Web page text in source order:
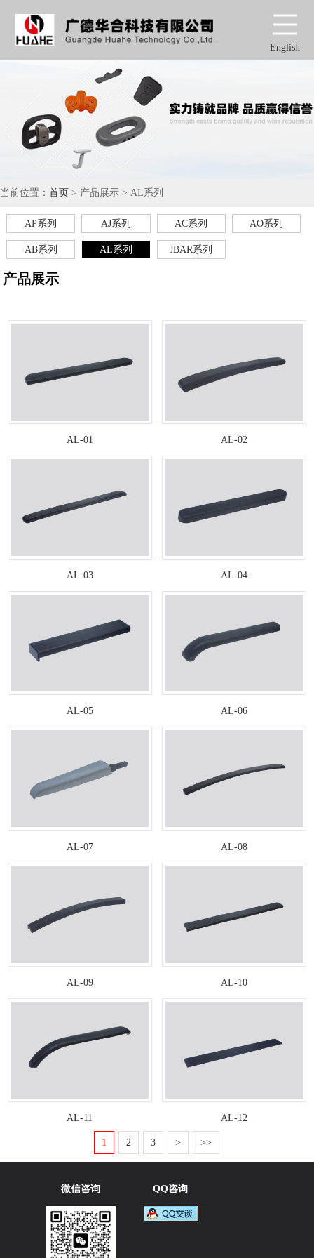
English
当前位置： 首页 > 产品展示 > AL系列
AP系列 AJ系列 AC系列 AO系列
AB系列 AL系列 JBAR系列
产品展示
AL-01 AL-02
AL-03 AL-04
AL-05 AL-06
AL-07 AL-08
AL-09 AL-10
AL-11 AL-12
1 2 3 > >>
微信咨询 QQ咨询